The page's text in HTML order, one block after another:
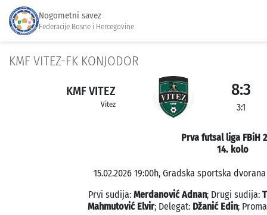
Nogometni savez
Federacije Bosne i Hercegovine
KMF VITEZ-FK KONJODOR
KMF VITEZ
Vitez
8:3
3:1
Prva futsal liga FBiH
14. kolo
15.02.2026 19:00h, Gradska sportska
Prvi sudija: Merdanović Adnan; Drugi sudija:
Mahmutović Elvir; Delegat: Džanić Edin;